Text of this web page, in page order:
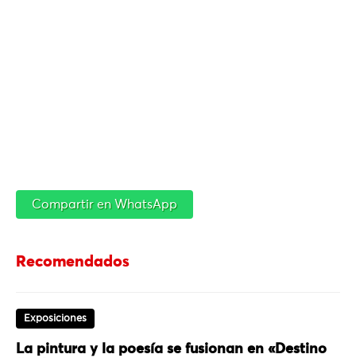
Compartir en WhatsApp
Recomendados
Exposiciones
La pintura y la poesía se fusionan en «Destino